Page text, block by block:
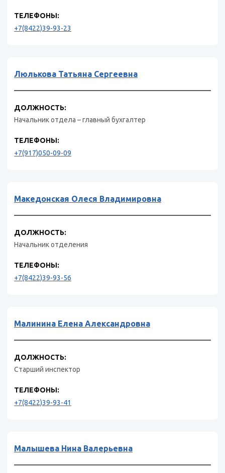
ТЕЛЕФОНЫ:
+7(8422)39-93-23
Люлькова Татьяна Сергеевна
ДОЛЖНОСТЬ:
Начальник отдела – главный бухгалтер
ТЕЛЕФОНЫ:
+7(917)050-09-09
Македонская Олеся Владимировна
ДОЛЖНОСТЬ:
Начальник отделения
ТЕЛЕФОНЫ:
+7(8422)39-93-56
Малинина Елена Александровна
ДОЛЖНОСТЬ:
Старший инспектор
ТЕЛЕФОНЫ:
+7(8422)39-93-41
Малышева Нина Валерьевна